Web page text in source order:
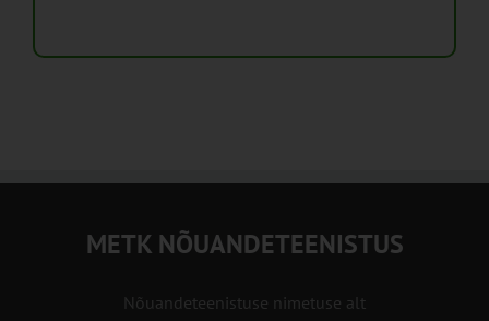
METK NÕUANDETEENISTUS
Nõuandeteenistuse nimetuse alt